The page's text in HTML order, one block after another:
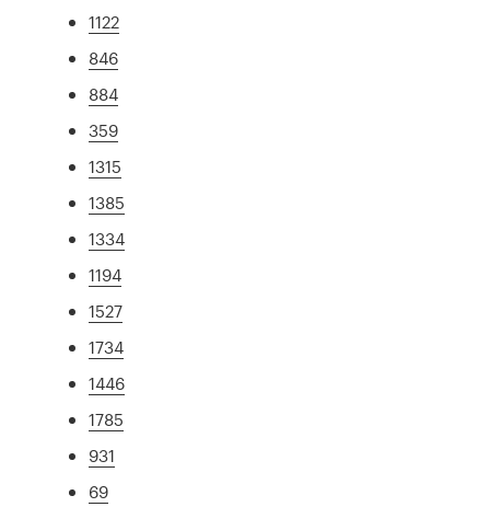
1122
846
884
359
1315
1385
1334
1194
1527
1734
1446
1785
931
69